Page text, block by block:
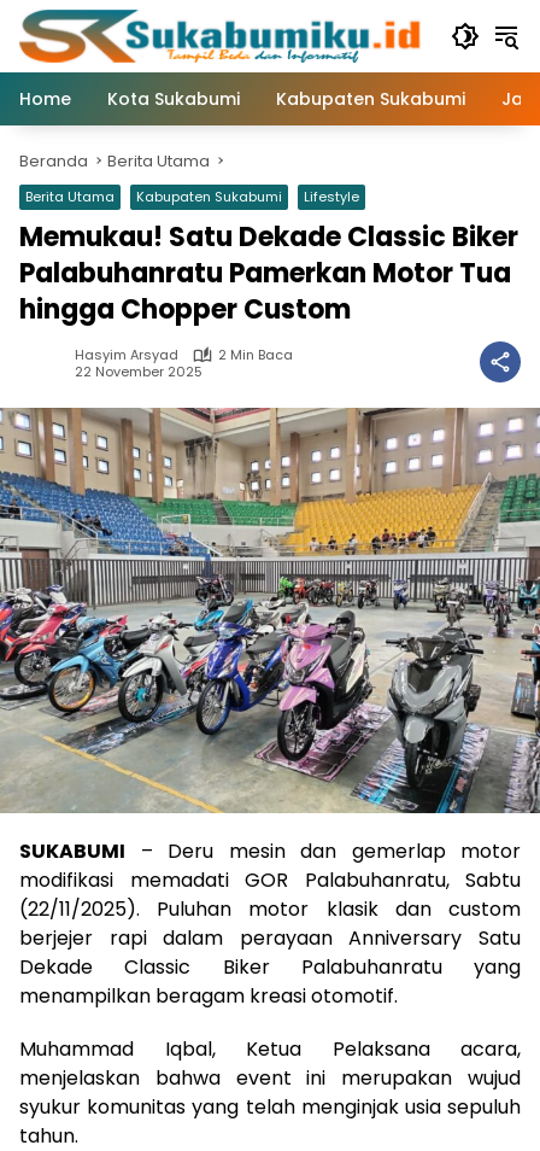
Langsung
konten
Home
Kota Sukabumi Kabupaten Sukabumi
Beranda Berita Utama
Berita Utama Kabupaten Sukabumi Lifestyle
Memukau! Satu Dekade Classic Biker
Palabuhanratu Pamerkan Motor Tua
hingga Chopper Custom
Hasyim Arsyad
2 Min Baca
22 November 2025
SUKABUMI – Deru mesin dan gemerlap motor
modifikasi memadati GOR Palabuhanratu, Sabtu
(22/11/2025). Puluhan motor klasik dan custom
berjejer rapi dalam perayaan Anniversary Satu
Dekade Classic Biker Palabuhanratu yang
menampilkan beragam kreasi otomotif.
Muhammad Iqbal, Ketua Pelaksana acara,
menjelaskan bahwa event ini merupakan wujud
syukur komunitas yang telah menginjak usia sepuluh
tahun.